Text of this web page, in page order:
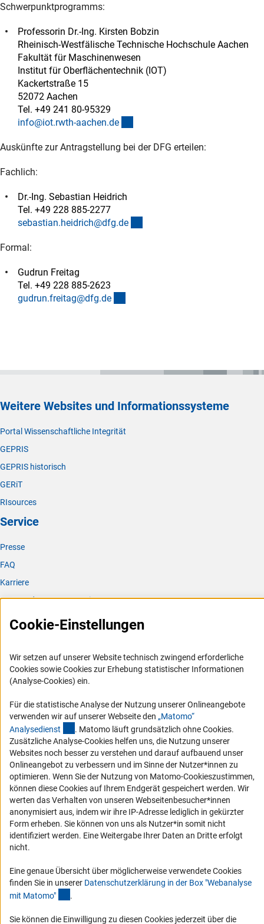
Schwerpunktprogramms:
Professorin Dr.-Ing. Kirsten Bobzin
Rheinisch-Westfälische Technische Hochschule Aachen
Fakultät für Maschinenwesen
Institut für Oberflächentechnik (IOT)
Kackertstraße 15
52072 Aachen
Tel. +49 241 80-95329
info@iot.rwth-aachen.de
Auskünfte zur Antragstellung bei der DFG erteilen:
Fachlich:
Dr.-Ing. Sebastian Heidrich
Tel. +49 228 885-2277
sebastian.heidrich@dfg.de
Formal:
Gudrun Freitag
Tel. +49 228 885-2623
gudrun.freitag@dfg.de
Weitere Websites und Informationssysteme
Portal Wissenschaftliche Integrität
GEPRIS
GEPRIS historisch
GERiT
RIsources
Service
Presse
FAQ
Karriere
Logo und Corporate Design
RSS-Feeds
Vergabeverfahren
Barrierefreiheit
Erklärung zur Barrierefreiheit
Barriere melden
DFG-aktuell
Erhalten Sie Neuigkeiten aus der DFG direkt in Ihr Mailpostfach oder
schauen Sie sich die Ausgaben online an.
Zum Newsletter
Datenschutz Cookie-Einstellungen
Service
Cookie-Einstellungen
Wir setzen auf unserer Website technisch zwingend erforderliche
Cookies sowie Cookies zur Erhebung statistischer Informationen
(Analyse-Cookies) ein.
Für die statistische Analyse der Nutzung unserer Onlineangebote
verwenden wir auf unserer Webseite den „Matomo“
Analysedienst (externer Link)
. Matomo läuft grundsätzlich ohne Cookies.
Zusätzliche Analyse-Cookies helfen uns, die Nutzung unserer
Websites noch besser zu verstehen und darauf aufbauend unser
Onlineangebot zu verbessern und im Sinne der Nutzer*innen zu
optimieren. Wenn Sie der Nutzung von Matomo-Cookieszustimmen,
können diese Cookies auf Ihrem Endgerät gespeichert werden. Wir
werten das Verhalten von unseren Webseitenbesucher*innen
anonymisiert aus, indem wir ihre IP-Adresse lediglich in gekürzter
Form erheben. Sie können von uns als Nutzer*in somit nicht
identifiziert werden. Eine Weitergabe Ihrer Daten an Dritte erfolgt
nicht.
Eine genaue Übersicht über möglicherweise verwendete Cookies
finden Sie in unserer Datenschutzerklärung in der Box "Webanalyse
mit Matomo" .
Sie können die Einwilligung zu diesen Cookies jederzeit über die